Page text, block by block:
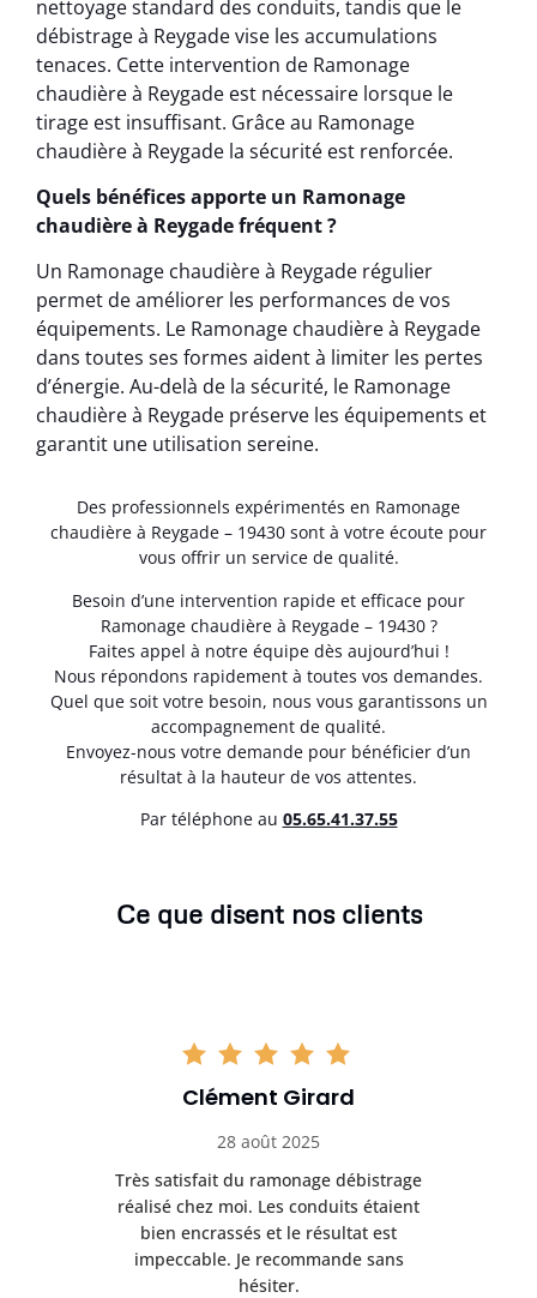
nettoyage standard des conduits, tandis que le
débistrage à Reygade vise les accumulations
tenaces. Cette intervention de Ramonage
chaudière à Reygade est nécessaire lorsque le
tirage est insuffisant. Grâce au Ramonage
chaudière à Reygade la sécurité est renforcée.
Quels bénéfices apporte un Ramonage
chaudière à Reygade fréquent ?
Un Ramonage chaudière à Reygade régulier
permet de améliorer les performances de vos
équipements. Le Ramonage chaudière à Reygade
dans toutes ses formes aident à limiter les pertes
d’énergie. Au-delà de la sécurité, le Ramonage
chaudière à Reygade préserve les équipements et
garantit une utilisation sereine.
Des professionnels expérimentés en Ramonage
chaudière à Reygade – 19430 sont à votre écoute pour
vous offrir un service de qualité.
Besoin d’une intervention rapide et efficace pour
Ramonage chaudière à Reygade – 19430 ?
Faites appel à notre équipe dès aujourd’hui !
Nous répondons rapidement à toutes vos demandes.
Quel que soit votre besoin, nous vous garantissons un
accompagnement de qualité.
Envoyez-nous votre demande pour bénéficier d’un
résultat à la hauteur de vos attentes.
Par téléphone au 05.65.41.37.55
Ce que disent nos clients
Clément Girard
28 août 2025
Très satisfait du ramonage débistrage
réalisé chez moi. Les conduits étaient
bien encrassés et le résultat est
impeccable. Je recommande sans
hésiter.